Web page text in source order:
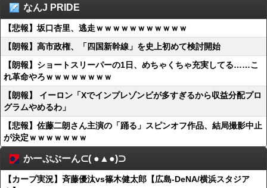
なんJ PRIDE
【悲報】坂口杏里、逃走ｗｗｗｗｗｗｗｗｗｗｗ
【朗報】高市政権、「四国新幹線」を史上初めて検討開始
【朗報】ショートスリーパーの1日、めちゃくちゃ充実してる……こ
れ革命やろｗｗｗｗｗｗｗｗ
【朗報】 イーロン「Xでインプレゾンビが多すぎるから収益分配プロ
グラムやめるわ」
【悲報】佐藤二朗さん主演の「踊る」スピンオフ作品、結局撮影中止
が決定ｗｗｗｗｗｗｗ
かーぷぶーん⊂( ●▲●)⊃
【カープ実況】斉藤優汰vs篠木健太郎【広島-DeNA/横浜スタジア